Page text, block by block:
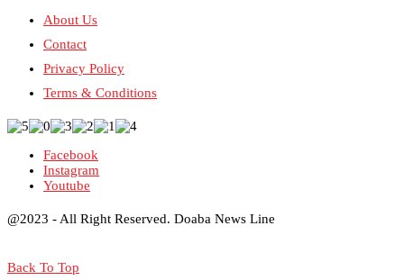
About Us
Contact
Privacy Policy
Terms & Conditions
Facebook
Instagram
Youtube
@2023 - All Right Reserved. Doaba News Line
Back To Top